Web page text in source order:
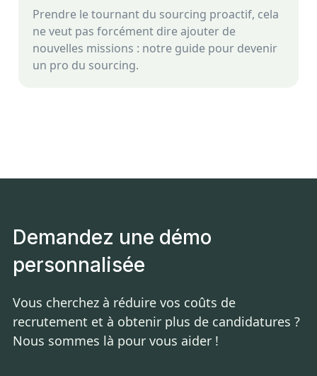
Prendre le tournant du sourcing proactif, cela
ne veut pas forcément dire ajouter de
nouvelles missions : notre guide pour devenir
un pro du sourcing.
Demandez une démo
personnalisée
Vous cherchez à réduire vos coûts de
recrutement et à obtenir plus de candidatures ?
Nous sommes là pour vous aider !